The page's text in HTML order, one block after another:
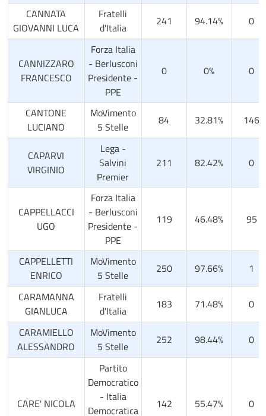
CANNATA
GIOVANNI LUCA
Fratelli
d'Italia
241 94.14% 0
CANNIZZARO
FRANCESCO
Forza Italia
- Berlusconi
Presidente -
PPE
0 0% 0
CANTONE
LUCIANO
MoVimento
5 Stelle
84 32.81% 146
CAPARVI
VIRGINIO
Lega -
Salvini
Premier
211 82.42% 0
CAPPELLACCI
UGO
Forza Italia
- Berlusconi
Presidente -
PPE
119 46.48% 95
CAPPELLETTI
ENRICO
MoVimento
5 Stelle
250 97.66%
1
CARAMANNA
GIANLUCA
Fratelli
d'Italia
183 71.48%
0
CARAMIELLO
ALESSANDRO
MoVimento
5 Stelle
252 98.44% 0
CARE' NICOLA
Partito
Democratico
- Italia
Democratica
142 55.47% 0